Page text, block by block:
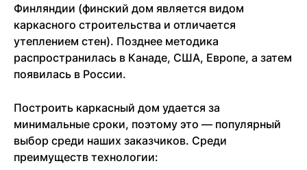
Финляндии (финский дом является видом
каркасного строительства и отличается
утеплением стен). Позднее методика
распространилась в Канаде, США, Европе, а затем
появилась в России.
Построить каркасный дом удается за
минимальные сроки, поэтому это — популярный
выбор среди наших заказчиков. Среди
преимуществ технологии: